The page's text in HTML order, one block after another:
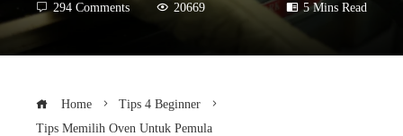
294 Comments 20669 5 Mins Read
Home
Tips 4 Beginner
Tips Memilih Oven Untuk Pemula